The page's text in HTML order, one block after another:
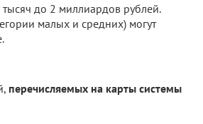
тысяч до 2 миллиардов рублей.
малых и средних) могут
перечисляемых на карты системы